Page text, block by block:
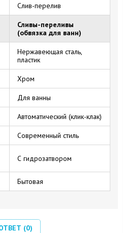
Слив-перелив
Сливы-переливы
(обвязка для ванн)
Нержавеющая сталь,
пластик
Хром
Для ванны
Автоматический (клик-клак)
Современный стиль
С гидрозатвором
Бытовая
(0)